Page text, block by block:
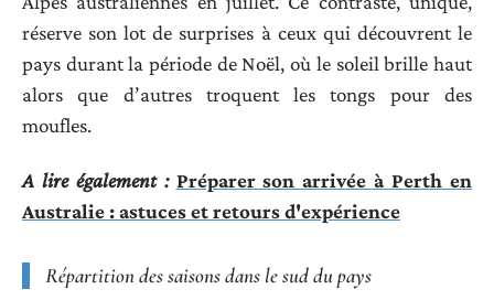
réserve son lot de surprises à ceux qui découvrent le
pays durant la période de Noël, où le soleil brille haut
alors que d’autres troquent les tongs pour des
moufles.
A lire également : Préparer son arrivée à Perth en
Australie : astuces et retours d'expérience
Répartition des saisons dans le sud du pays